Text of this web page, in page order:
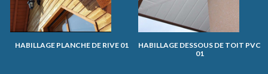
HABILLAGE PLANCHE DE RIVE 01
HABILLAGE DESSOUS DE TOIT PVC
01